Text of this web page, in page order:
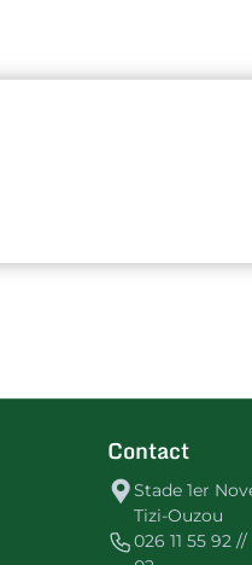
Contact
Stade 1er
Tizi-Ouzou
026 11 55 92